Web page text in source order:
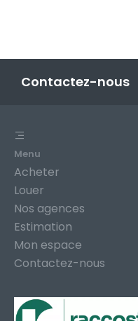
Contactez-nous
Menu
Acheter
Louer
Nos agences
Estimation
Mon espace
Contactez-nous